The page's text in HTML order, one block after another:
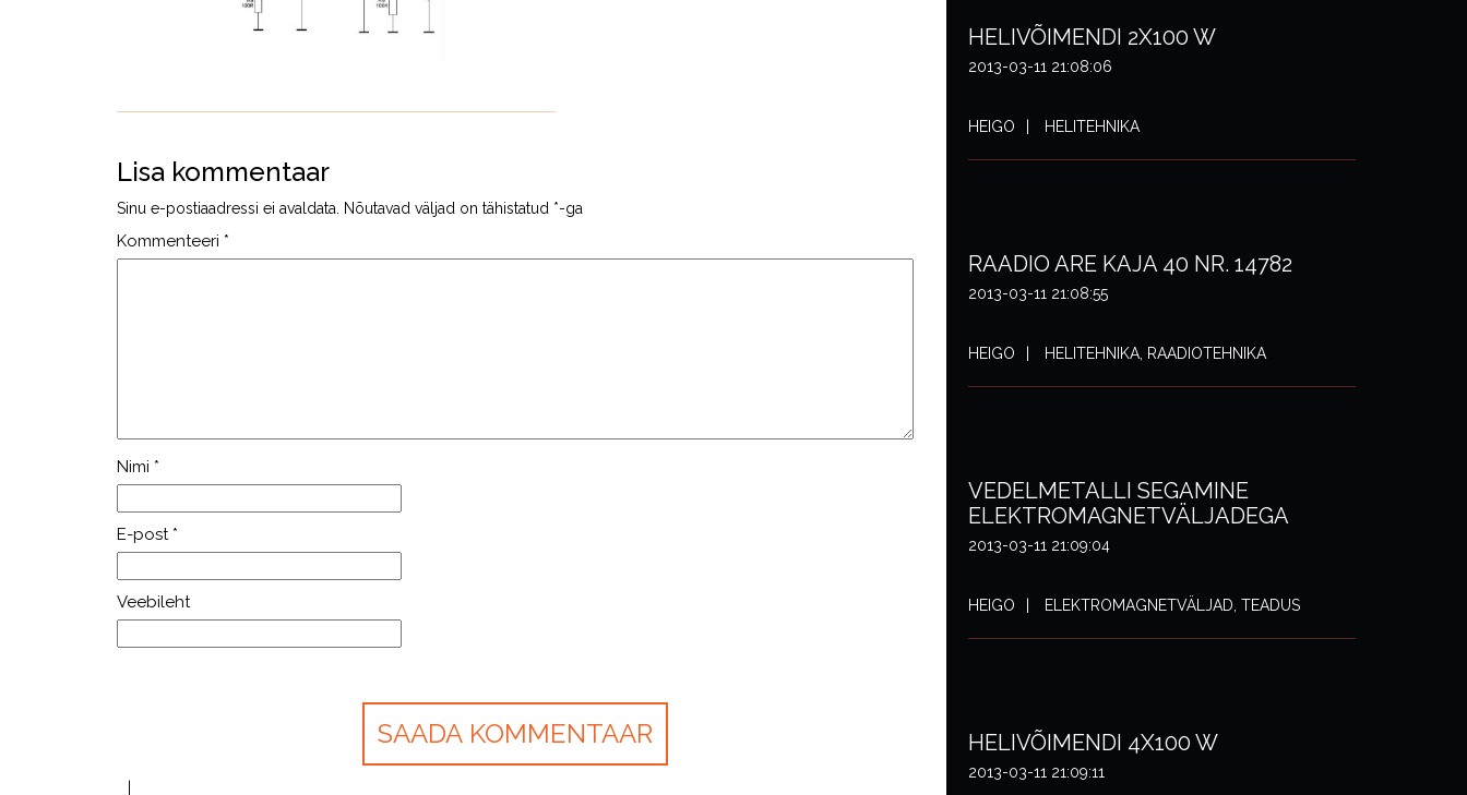
Lisa kommentaar
Sinu e-postiaadressi ei avaldata. Nõutavad väljad on tähistatud *-ga
Kommenteeri *
Nimi *
E-post *
Veebileht
HELIVÕIMENDI 2X100 W
2013-03-11 21:08:06
HEIGO HELITEHNIKA
RAADIO ARE KAJA 40 NR. 14782
2013-03-11 21:08:55
HEIGO HELITEHNIKA, RAADIOTEHNIKA
VEDELMETALLI SEGAMINE
ELEKTROMAGNETVÄLJADEGA
2013-03-11 21:09:04
HEIGO ELEKTROMAGNETVÄLJAD, TEADUS
HELIVÕIMENDI 4X100 W
2013-03-11 21:09:11